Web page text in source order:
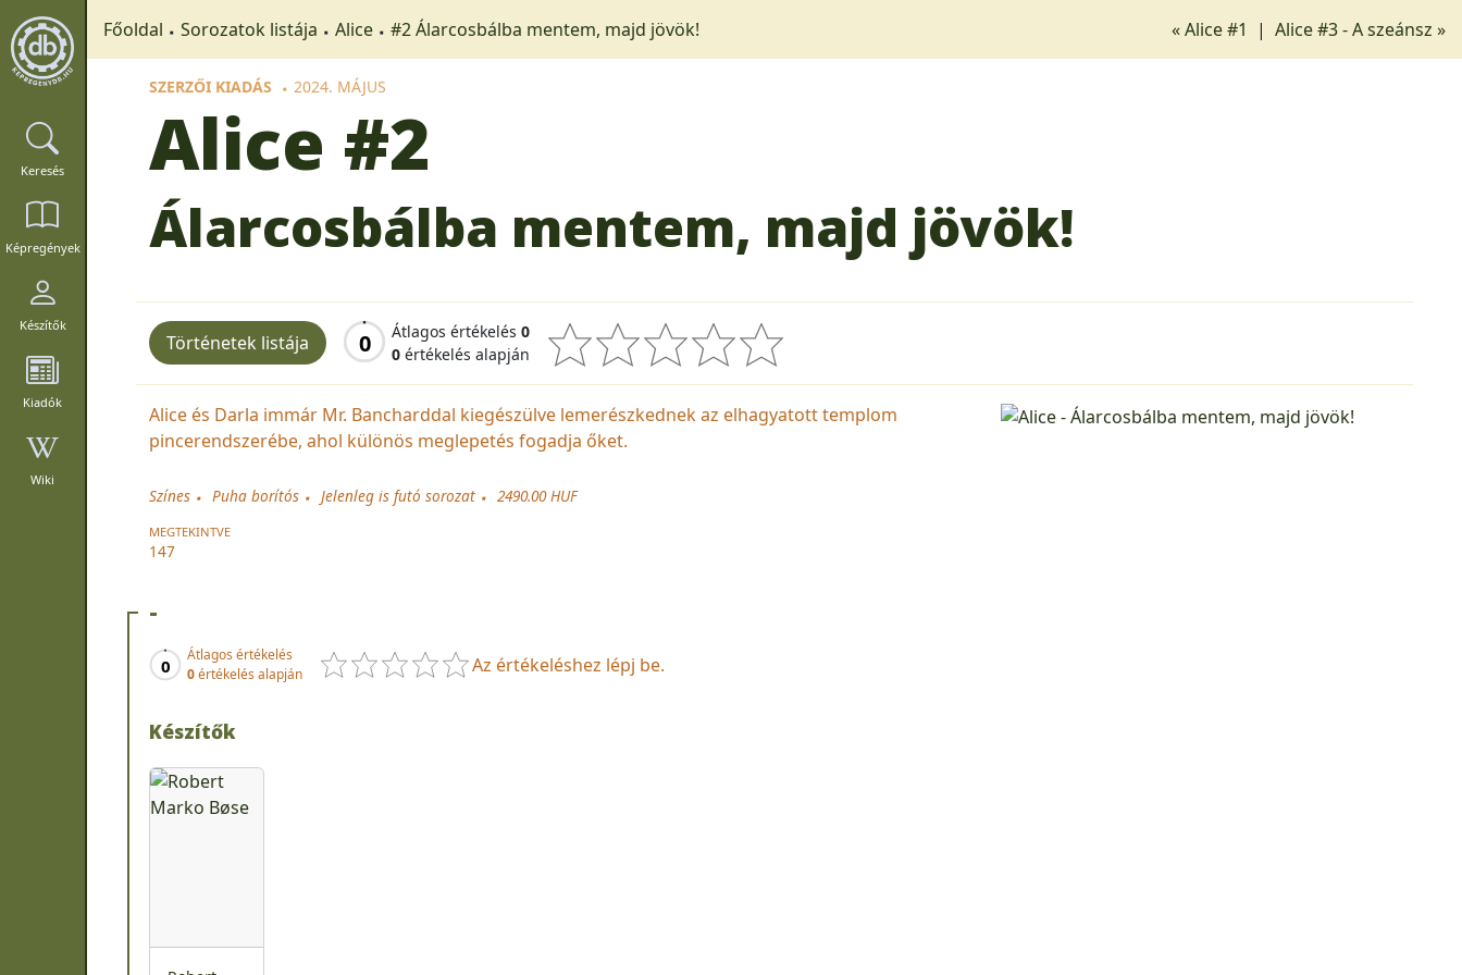
Keresés
Képregények
Készítők
Kiadók
Wiki
Főoldal Sorozatok listája Alice #2 Álarcosbálba mentem, majd jövök! « Alice #1 | Alice #3 - A szeánsz »
SZERZŐI KIADÁS 2024. MÁJUS
Alice #2
Álarcosbálba mentem, majd jövök!
Történetek listája 0 Átlagos értékelés 0
0 értékelés alapján
Alice és Darla immár Mr. Bancharddal kiegészülve lemerészkednek az elhagyatott templom
pincerendszerébe, ahol különös meglepetés fogadja őket.
Színes Puha borítós Jelenleg is futó sorozat 2490.00 HUF
MEGTEKINTVE
147
-
0
Átlagos értékelés
0értékelés alapján Az értékeléshez lépj be.
Készítők